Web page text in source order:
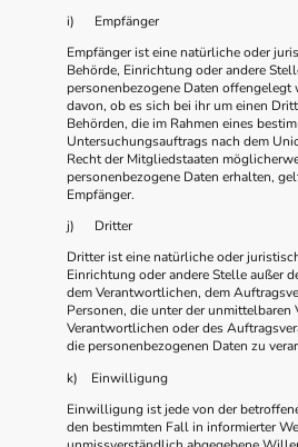
i) Empfänger
Empfänger ist eine natürliche oder
Behörde, Einrichtung oder andere
personenbezogene Daten offengelegt
davon, ob es sich bei ihr um einen
Behörden, die im Rahmen eines
Untersuchungsauftrags nach dem
Recht der Mitgliedstaaten
personenbezogene Daten erhalten,
Empfänger.
j) Dritter
Dritter ist eine natürliche oder
Einrichtung oder andere Stelle außer
dem Verantwortlichen, dem
Personen, die unter der unmittelbaren
Verantwortlichen oder des
die personenbezogenen Daten zu
k) Einwilligung
Einwilligung ist jede von der
den bestimmten Fall in informierter